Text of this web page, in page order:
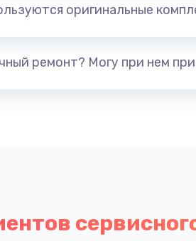
оригинальные
ремонт? Могу при нем